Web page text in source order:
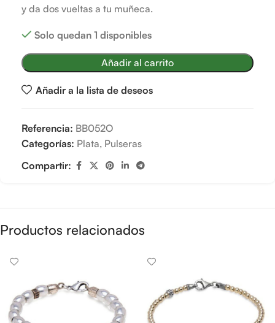
y da dos vueltas a tu muñeca.
Solo quedan 1 disponibles
Añadir al carrito
Añadir a la lista de deseos
Referencia: BB052O
Categorías: Plata, Pulseras
Compartir:
Productos relacionados